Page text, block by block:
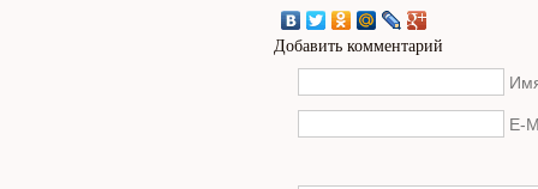
Добавить комментарий
E-